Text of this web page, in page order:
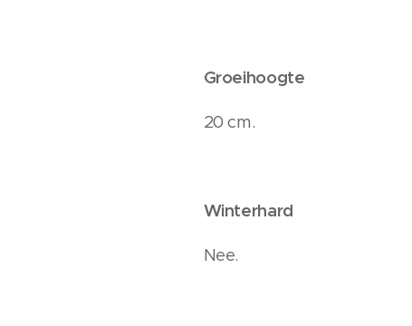
Groeihoogte
20 cm.
Winterhard
Nee.